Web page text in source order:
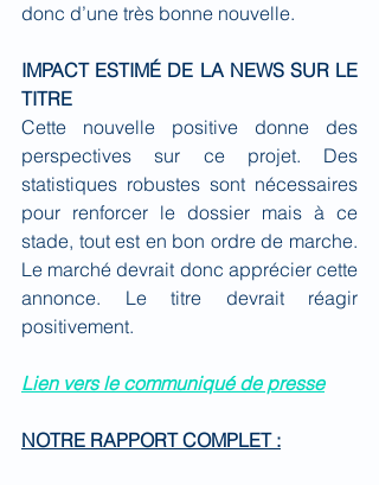
donc d’une très bonne nouvelle.
IMPACT ESTIMÉ DE LA NEWS SUR LE
TITRE
Cette nouvelle positive donne des
perspectives sur ce projet. Des
statistiques robustes sont nécessaires
pour renforcer le dossier mais à ce
stade, tout est en bon ordre de marche.
Le marché devrait donc apprécier cette
annonce. Le titre devrait réagir
positivement.
Lien vers le communiqué de presse
NOTRE RAPPORT COMPLET :